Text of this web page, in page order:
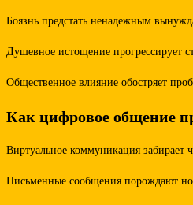
Боязнь предстать ненадежным
Душевное истощение прогрессирует
Общественное влияние обостряет
Как цифровое общение
Виртуальное коммуникация забирает
Письменные сообщения порождают